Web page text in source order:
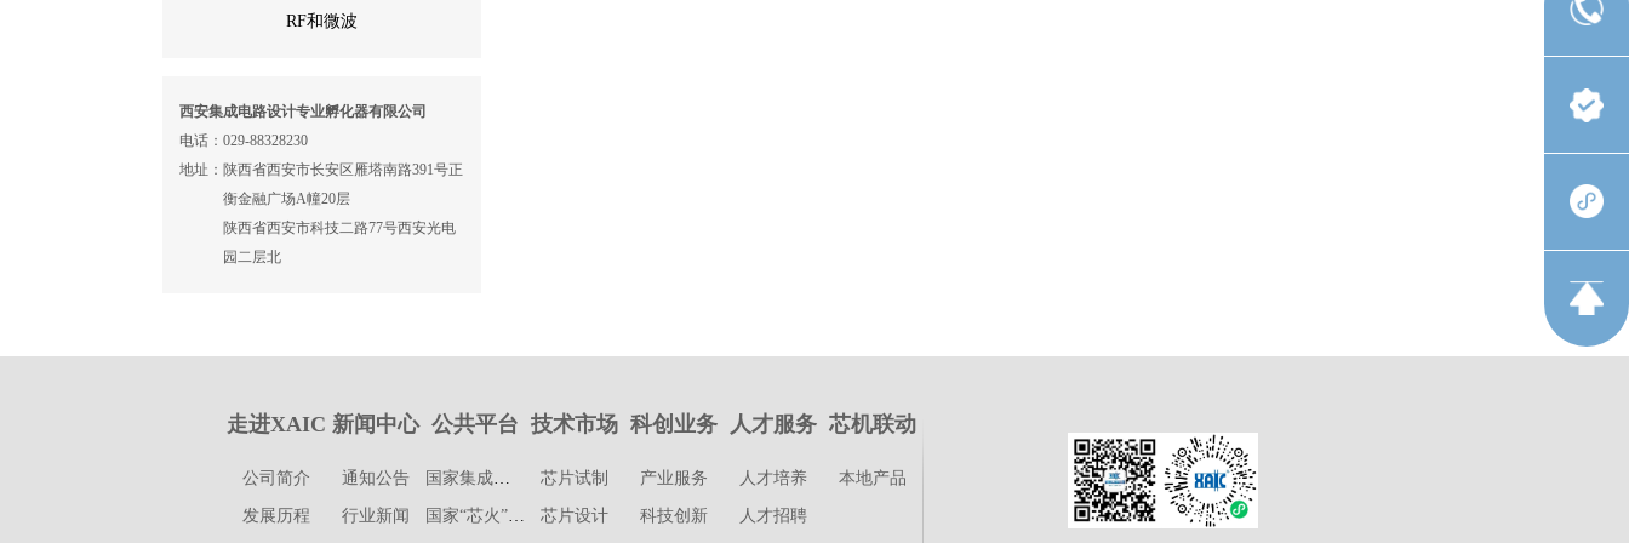
RF和微波
西安集成电路设计专业孵化器有限公司
电话：029-88328230
地址： 陕西省西安市长安区雁塔南路391号正
衡金融广场A幢20层
陕西省西安市科技二路77号西安光电
园二层北
走进XAIC
公司简介
发展历程
新闻中心
通知公告
行业新闻
公共平台
国家集成电路设计西安产业化基地
国家“芯火”双创西安基地
技术市场
芯片试制
芯片设计
科创业务
产业服务
科技创新
人才服务
人才培养
人才招聘
芯机联动
本地产品